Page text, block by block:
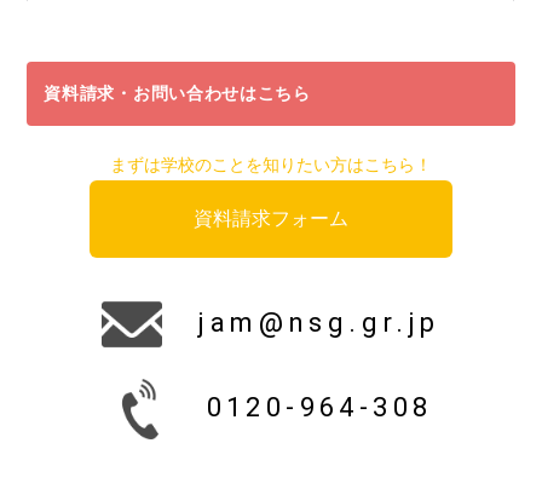
資料請求・お問い合わせはこちら
まずは学校のことを知りたい方はこちら！
資料請求フォーム
jam@nsg.gr.jp
0120-964-308